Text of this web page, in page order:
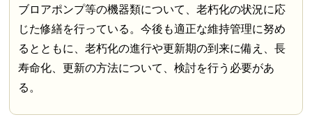
ブロアポンプ等の機器類について、老朽化の状況に応
じた修繕を行っている。今後も適正な維持管理に努め
るとともに、老朽化の進行や更新期の到来に備え、長
寿命化、更新の方法について、検討を行う必要があ
る。